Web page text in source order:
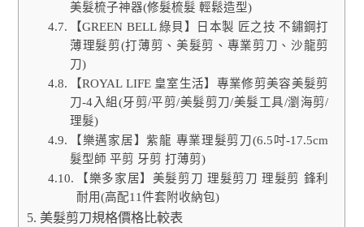
美髮梳子神器(修髮梳髮 輕鬆造型)
【GREEN BELL 綠貝】日本製 匠之技 不鏽鋼打
薄理髮剪(打薄剪、美髮剪、專業剪刀、沙龍剪
刀)
【ROYAL LIFE 皇室生活】專業修剪美容美髮剪
刀-4入組(牙剪/平剪/美髮剪刀/美髮工具/瀏海剪/
理髮)
【樂邁家居】紫龍 專業理髮剪刀(6.5吋-17.5cm
髮型師 平剪 牙剪 打薄剪)
【樂多家居】美髮剪刀 理髮剪刀 理髮剪 鋒利
耐用(高配11件套附收納包)
美髮剪刀規格價格比較表